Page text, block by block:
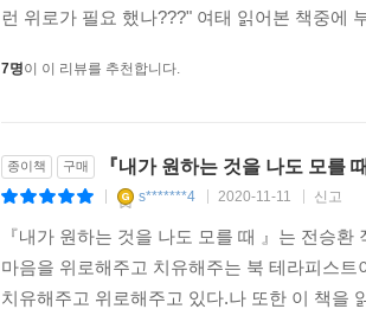
런 위로가 필요 했나???" 여태 읽어본 책중에
7명이 이 리뷰를 추천합니다.
종이책 구매 『내가 원하는 것을 나도 모를
s*******4 2020-11-11 신고
『내가 원하는 것을 나도 모를 때 』는 전승
마음을 위로해주고 치유해주는 북 테라피스
치유해주고 위로해주고 있다.나 또한 이 책을